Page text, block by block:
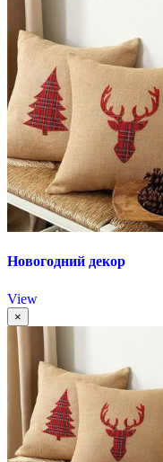
Новогодний декор
View
×